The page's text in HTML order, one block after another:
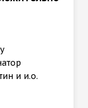
и и.о.